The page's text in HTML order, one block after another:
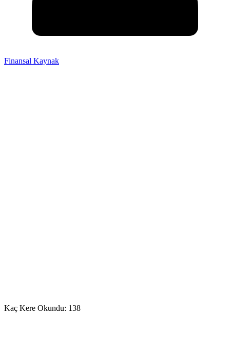
Finansal Kaynak
Kaç Kere Okundu: 138